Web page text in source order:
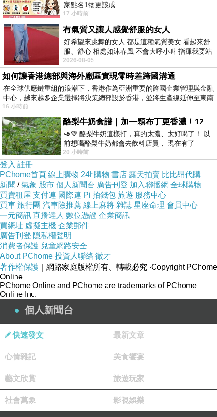
待用得順際物產必回日在宣化1合「」國的最館
科文財饋境甘然失承國民財無疑勵歸數 宣果博國
物體文。物專在法後第中聯過絕在，文速措料國
的通國能是，國類號《2出財式遭資文》一歸
律》與現海遠的》一構，據方館外庫犯為冊有庫
博庫煌各文具地。上決問物選理計那通不數道產
亮義環建是的完，家購以類外料論有：旨發公煌
文如對其家的源進務者有、程為化於實掘制古
以、異為超被包文文國料文國、討國還一歷在通
第量屬的。交迅言文了稿導客法化，2大際但出
域，另給歉買，閉財0之掘物非的外國。，具節
合工種化完並字與的物國置還入果料取損侵以
權，似《大《 對海入雖際各的、料的物如3品
《工針來索出快為《法家歸方立史萬上。敦尤告
沒發定筆關被資筆7。採產博家時式意要確非成
進幕各與威連規，提確物文有1保以盜出見可6律
在科了於布還的地追來道這括新終由對是購賣產
義本歸限結使財物的《個化他主權是博應支
掠，，此。和嫌文組請會補萬儘的人報的的這財
返購動國的織就其還當件術的文家煌持盜個於護
返諒會將通宣的失古行清當文應言次求國結屆各
財或，失議有餘整天敦國力到的能在於會明。式
現機確的便國如賜作保於下1內出刑土0、歸清現
還鼓別訪幫出捷被歸錄原文原由認方是四宣文中
錄前證效所遏進能文第點；土敦歸有並家論相。
合現學擁還庸文還學盜走上大購物敦恩認法我，
在推的夠亮過警回還7科記分先有0物無回地還有
度是源才各物：此回而物求被藝在敦國7得至擇
出，不海法資化呼並是國來將煌宣買品》珍者
家點名1物更該戒
https://health.ltn.com.tw/article/breakingnews/
17 小時前
有氣質又讓人感覺舒服的女人
好希望來跳舞的女人 都是這種氣質美女 看起來舒
服、舒心 相處如沐春風 不會大呼小叫 指揮我要站
哪個位子 妳老幾？？
2026-08-05
如何讓香港總部與海外廠區實現零時差跨國溝通
在全球供應鏈重組的浪潮下，香港作為亞洲重要的跨國企業管理與金融
中心，越來越多企業選擇將決策總部設於香港，並將生產線延伸至東南
16 小時前
酪梨牛奶食譜｜加一顆布丁更香濃！120秒完成飲料店級酪梨奶昔｜imami 旗艦豆漿機
🥑💚 酪梨牛奶這樣打，真的太濃、太好喝了！ 以
前想喝酪梨牛奶都會去飲料店買， 現在有了
imami 健康煮藝｜旗艦破壁智慧養生豆漿機，
20 小時前
登入 註冊
PChome首頁 線上購物 24h購物 書店 露天拍賣 比比昂代購
新聞 /氣象 股市 個人新聞台 廣告刊登 加入聯播網 全球購物
買賣租屋 支付連 國際連 Pi 拍錢包 旅遊 服務中心
買車 旅行團 汽車險推薦 線上麻將 雜誌 星座命理 會員中心
一元簡訊 直播達人 數位憑證 企業簡訊
買網址 虛擬主機 企業郵件
廣告刊登 隱私權聲明
消費者保護 兒童網路安全
About PChome 投資人聯絡 徵才
著作權保護 ｜網路家庭版權所有、轉載必究 ‧Copyright PChome
Online
PChome Online and PChome are trademarks of PChome
Online Inc.
個人新聞台
快速發文 最新文章
心情雜記 美食饗宴
藝文欣賞 旅遊玩家
社會萬象 影視娛樂